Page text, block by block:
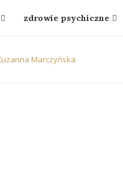
zdrowie psychiczne